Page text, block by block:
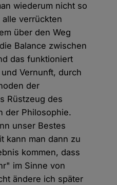
wiederum nicht so
verrückten
über den Weg
Balance zwischen
das funktioniert
Vernunft, durch
der
Rüstzeug des
der Philosophie.
unser Bestes
kann man dann zu
kommen, dass
im Sinne von
ändere ich später